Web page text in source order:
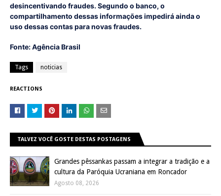
desincentivando fraudes. Segundo o banco, o
compartilhamento dessas informações impedirá ainda o
uso dessas contas para novas fraudes.
Fonte: Agência Brasil
Tags noticias
REACTIONS
TALVEZ VOCÊ GOSTE DESTAS POSTAGENS
Grandes pêssankas passam a integrar a tradição e a
cultura da Paróquia Ucraniana em Roncador
Agosto 08, 2026